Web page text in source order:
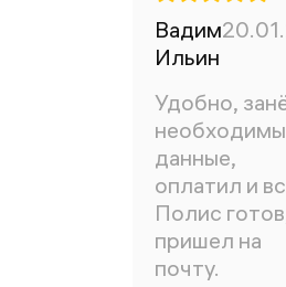
Вадим
Ильин
Удобно,
данные,
оплатил и
Полис
пришел на
почту.